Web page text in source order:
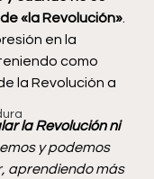
«la Revolución»
en la
como
la Revolución a
la Revolución ni
y podemos
aprendiendo más